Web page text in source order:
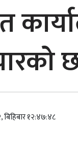
बिहिबार १२:४७:४८